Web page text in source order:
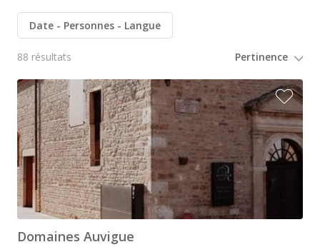
Château de Chamirey
Château de Pommard
Château de Saint Aubin
Cité des vins Beaune
Domaine Besancenot
Domaine Borgnat
Domaine Chanson
Date Personnes Langue
88 résultats
Domaines Auvigue